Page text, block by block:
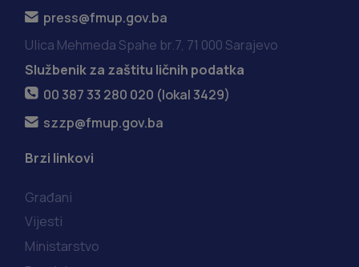
press@fmup.gov.ba
Ulica Mehmeda Spahe br.7, 71 000 Sarajevo
Službenik za zaštitu ličnih podatka
00 387 33 280 020 (lokal 3429)
szzp@fmup.gov.ba
Brzi linkovi
Građani
Vijesti
Ministarstvo